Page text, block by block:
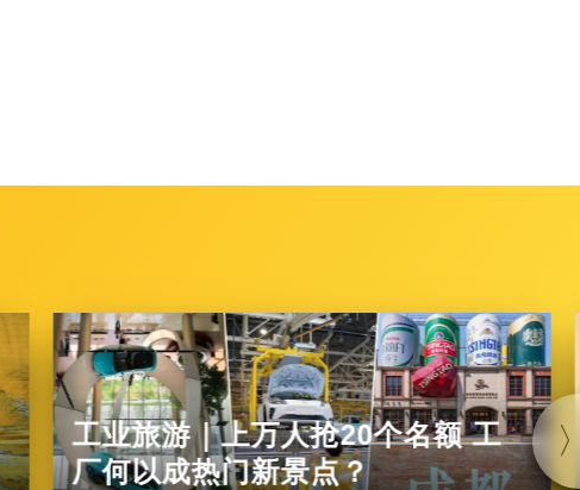
工业旅游｜上万人抢20个名额 工
厂何以成热门新景点？